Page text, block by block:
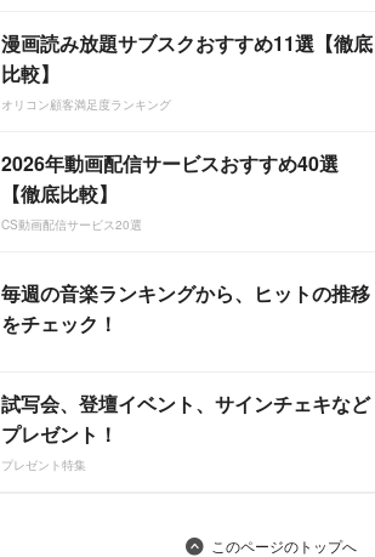
漫画読み放題サブスクおすすめ11選【徹底
比較】
オリコン顧客満足度ランキング
2026年動画配信サービスおすすめ40選
【徹底比較】
CS動画配信サービス20選
毎週の音楽ランキングから、ヒットの推移
をチェック！
試写会、登壇イベント、サインチェキなど
プレゼント！
プレゼント特集
このページのトップへ